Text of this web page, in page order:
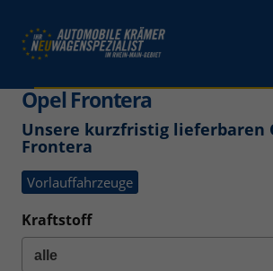
Opel Frontera
Unsere kurzfristig lieferbaren
Frontera
Vorlauffahrzeuge
Kraftstoff